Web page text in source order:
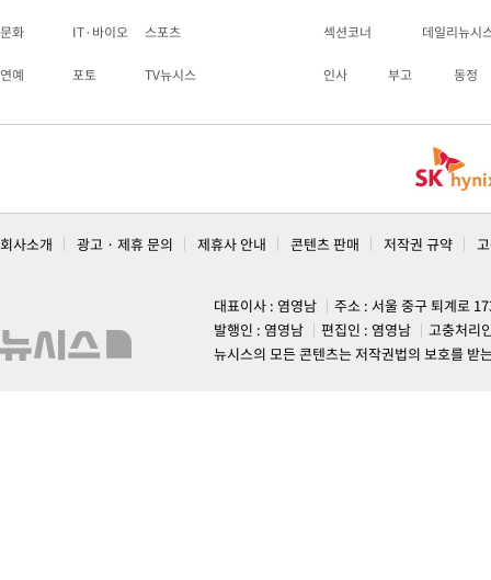
문화 IT·바이오 스포츠
연예 포토 TV뉴시스
섹션코너 데일리뉴시
인사 부고 동정
회사소개 광고 · 제휴 문의 제휴사 안내 콘텐츠 판매 저작권 규약
대표이사 : 염영남
주소 : 서울 중구 퇴계로
발행인 : 염영남
편집인 : 염영남
고충처리
뉴시스의 모든 콘텐츠는 저작권법의 보호를